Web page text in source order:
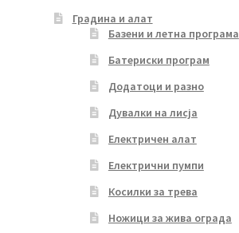
Градина и алат
Базени и летна програма
Батериски програм
Додатоци и разно
Дувалки на лисја
Електричен алат
Електрични пумпи
Косилки за трева
Ножици за жива ограда